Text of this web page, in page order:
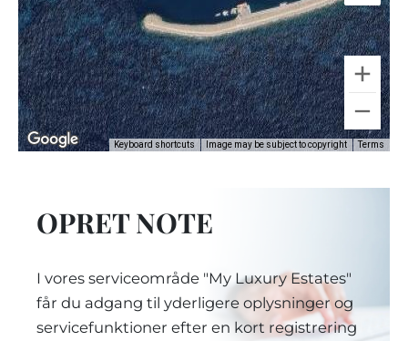
Keyboard shortcuts Image may be subject to copyright Terms
OPRET NOTE
I vores serviceområde "My Luxury Estates"
får du adgang til yderligere oplysninger og
servicefunktioner efter en kort registrering